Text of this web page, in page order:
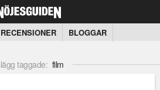
RECENSIONER BLOGGAR
taggade: film